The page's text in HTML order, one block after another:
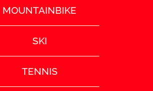
MOUNTAINBIKE
SKI
TENNIS